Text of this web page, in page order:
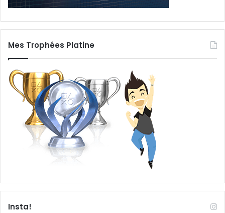
Mes Trophées Platine
Insta!